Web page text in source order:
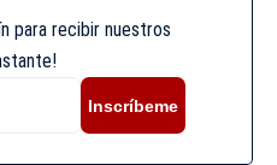
para recibir nuestros
Inscríbeme